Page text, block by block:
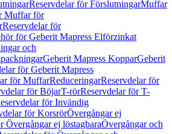
Reservdelar för FörslutningarMuffar
Muffar för
Reservdelar för
för Geberit Mapress Elförzinkat
och
Geberit Mapress KopparGeberit
för Geberit Mapress
för MuffarReduceringarReservdelar för
för BöjarT-rörReservdelar för T-
för Invändig
för KorsrörÖvergångar ej
Övergångar ej löstagbaraÖvergångar och